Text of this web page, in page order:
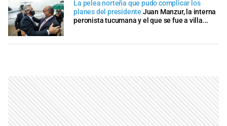
La pelea norteña que pudo complicar los
planes del presidente Juan Manzur, la interna
peronista tucumana y el que se fue a villa...